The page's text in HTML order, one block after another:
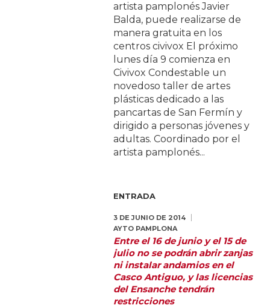
artista pamplonés Javier
Balda, puede realizarse de
manera gratuita en los
centros civivox El próximo
lunes día 9 comienza en
Civivox Condestable un
novedoso taller de artes
plásticas dedicado a las
pancartas de San Fermín y
dirigido a personas jóvenes y
adultas. Coordinado por el
artista pamplonés...
ENTRADA
3 DE JUNIO DE 2014
AYTO PAMPLONA
Entre el 16 de junio y el 15 de
julio no se podrán abrir zanjas
ni instalar andamios en el
Casco Antiguo, y las licencias
del Ensanche tendrán
restricciones